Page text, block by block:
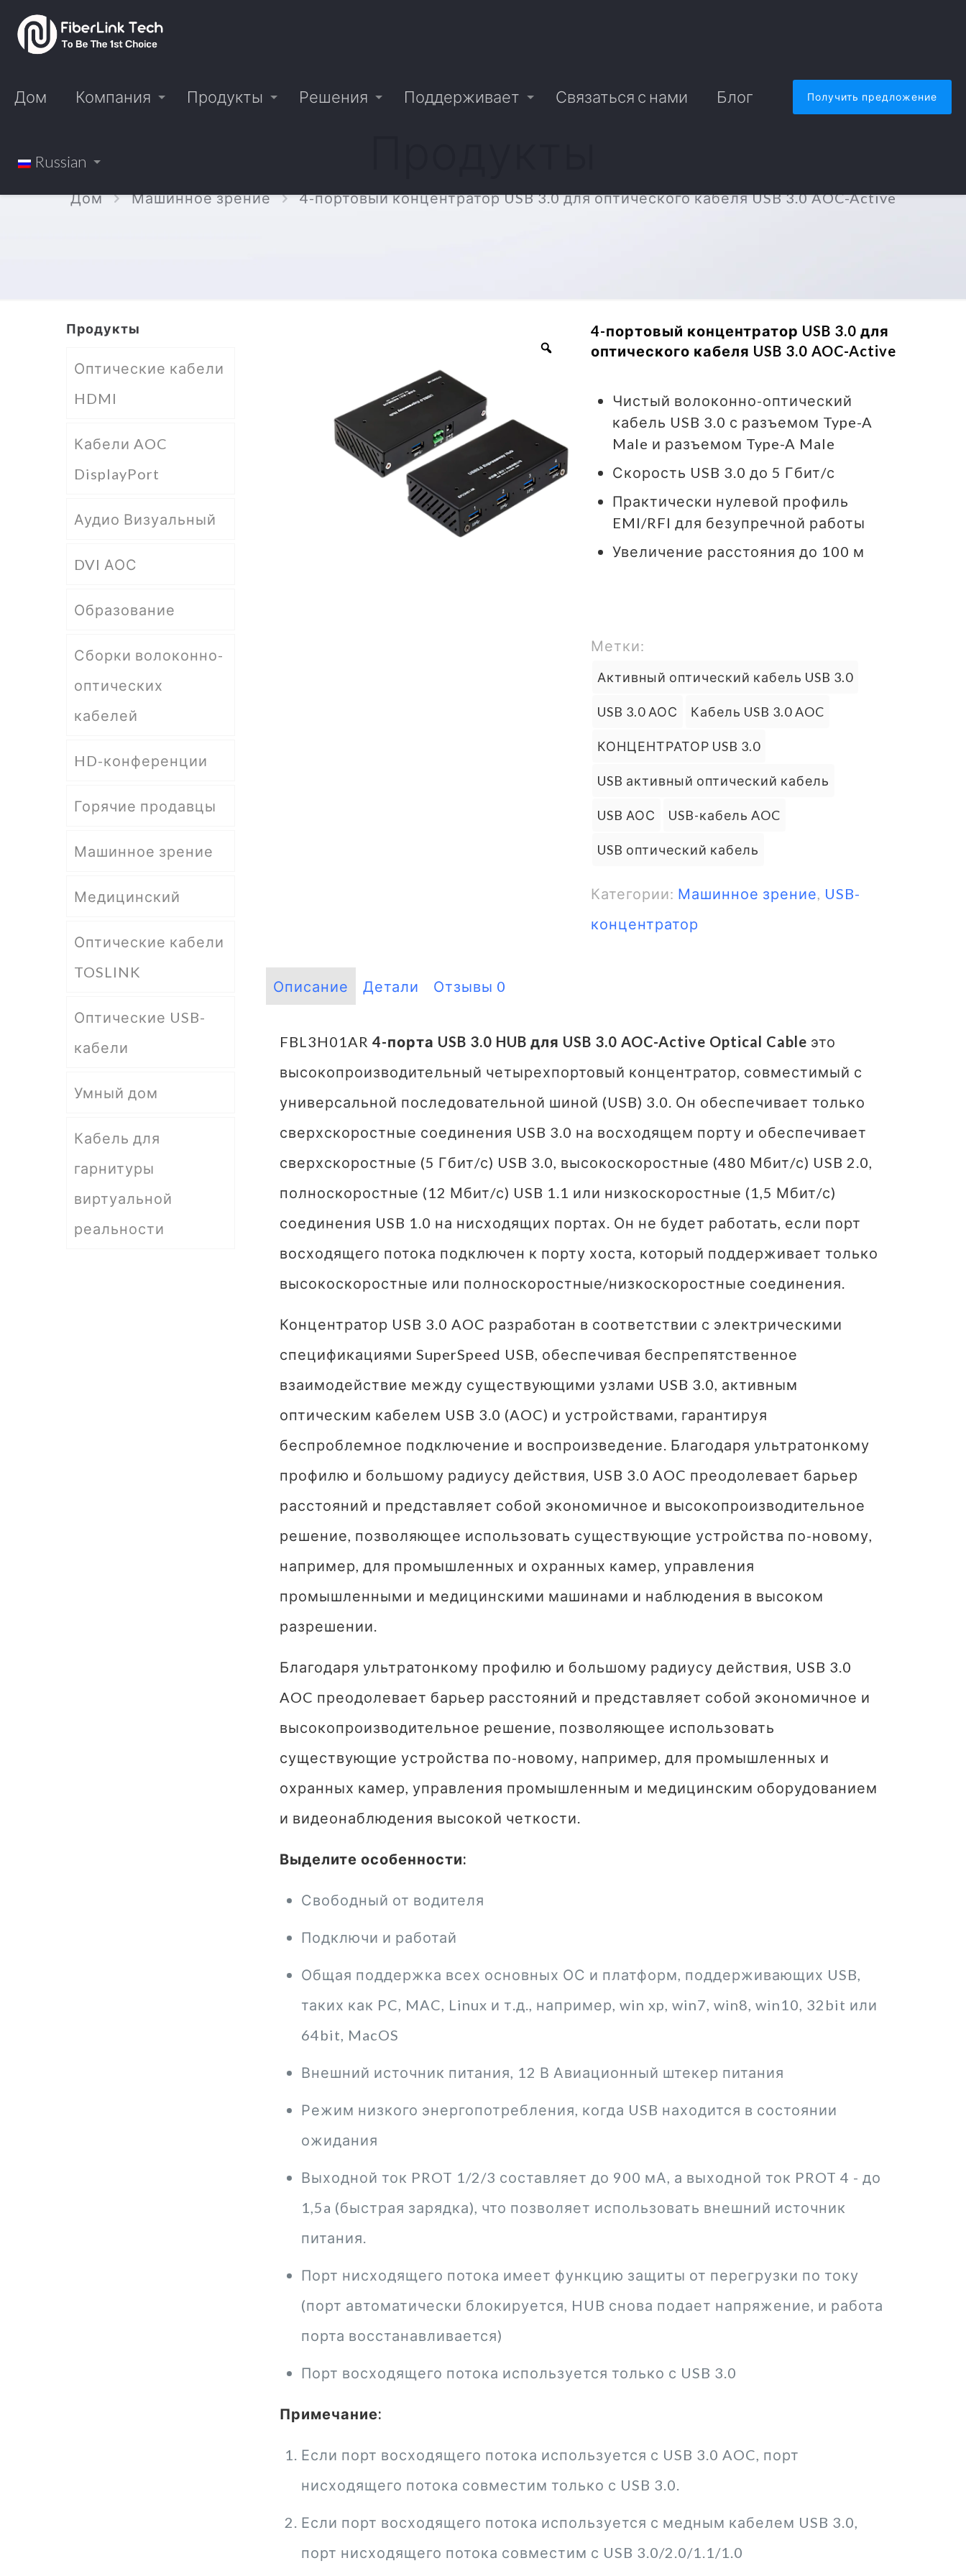
Дом Компания Продукты Решения Поддерживает Связаться с нами Блог
Russian
Получить предложение
Дом Машинное зрение 4-портовый концентратор USB 3.0 для оптического кабеля USB 3.0 AOC-Active
4-портовый концентратор USB 3.0 для
оптического кабеля USB 3.0 AOC-Active
Чистый волоконно-оптический
кабель USB 3.0 с разъемом Type-A
Male и разъемом Type-A Male
Скорость USB 3.0 до 5 Гбит/с
Практически нулевой профиль
EMI/RFI для безупречной работы
Увеличение расстояния до 100 м
Метки:
Активный оптический кабель USB 3.0
USB 3.0 АОС Кабель USB 3.0 AOC
КОНЦЕНТРАТОР USB 3.0
USB активный оптический кабель
USB АОС USB-кабель AOC
USB оптический кабель
Категории: Машинное зрение, USB-
концентратор
Описание Детали Отзывы 0
FBL3H01AR 4-порта USB 3.0 HUB для USB 3.0 AOC-Active Optical Cable это
высокопроизводительный четырехпортовый концентратор, совместимый с
универсальной последовательной шиной (USB) 3.0. Он обеспечивает только
сверхскоростные соединения USB 3.0 на восходящем порту и обеспечивает
сверхскоростные (5 Гбит/с) USB 3.0, высокоскоростные (480 Мбит/с) USB 2.0,
полноскоростные (12 Мбит/с) USB 1.1 или низкоскоростные (1,5 Мбит/с)
соединения USB 1.0 на нисходящих портах. Он не будет работать, если порт
восходящего потока подключен к порту хоста, который поддерживает только
высокоскоростные или полноскоростные/низкоскоростные соединения.
Концентратор USB 3.0 AOC разработан в соответствии с электрическими
спецификациями SuperSpeed USB, обеспечивая беспрепятственное
взаимодействие между существующими узлами USB 3.0, активным
оптическим кабелем USB 3.0 (AOC) и устройствами, гарантируя
беспроблемное подключение и воспроизведение. Благодаря ультратонкому
профилю и большому радиусу действия, USB 3.0 AOC преодолевает барьер
расстояний и представляет собой экономичное и высокопроизводительное
решение, позволяющее использовать существующие устройства по-новому,
например, для промышленных и охранных камер, управления
промышленными и медицинскими машинами и наблюдения в высоком
разрешении.
Благодаря ультратонкому профилю и большому радиусу действия, USB 3.0
AOC преодолевает барьер расстояний и представляет собой экономичное и
высокопроизводительное решение, позволяющее использовать
существующие устройства по-новому, например, для промышленных и
охранных камер, управления промышленным и медицинским оборудованием
и видеонаблюдения высокой четкости.
Выделите особенности:
Свободный от водителя
Подключи и работай
Общая поддержка всех основных ОС и платформ, поддерживающих USB,
таких как PC, MAC, Linux и т.д., например, win xp, win7, win8, win10, 32bit или
64bit, MacOS
Внешний источник питания, 12 В Авиационный штекер питания
Режим низкого энергопотребления, когда USB находится в состоянии
ожидания
Выходной ток PROT 1/2/3 составляет до 900 мА, а выходной ток PROT 4 - до
1,5a (быстрая зарядка), что позволяет использовать внешний источник
питания.
Порт нисходящего потока имеет функцию защиты от перегрузки по току
(порт автоматически блокируется, HUB снова подает напряжение, и работа
порта восстанавливается)
Порт восходящего потока используется только с USB 3.0
Примечание:
Если порт восходящего потока используется с USB 3.0 AOC, порт
нисходящего потока совместим только с USB 3.0.
Если порт восходящего потока используется с медным кабелем USB 3.0,
порт нисходящего потока совместим с USB 3.0/2.0/1.1/1.0
Продукты
Оптические кабели
HDMI
Кабели AOC
DisplayPort
Аудио Визуальный
DVI АОС
Образование
Сборки волоконно-
оптических
кабелей
HD-конференции
Горячие продавцы
Машинное зрение
Медицинский
Оптические кабели
TOSLINK
Оптические USB-
кабели
Умный дом
Кабель для
гарнитуры
виртуальной
реальности